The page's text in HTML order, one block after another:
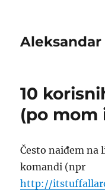
10
(po mom
Često naiđem
komandi (npr
http://